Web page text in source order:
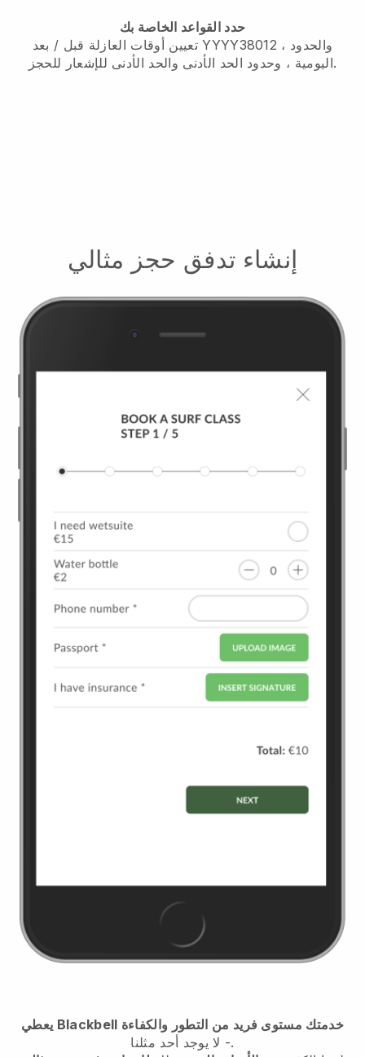
حدد القواعد الخاصة بك
تعيين أوقات العازلة قبل / بعد YYYY38012 ، والحدود
اليومية ، وحدود الحد الأدنى والحد الأدنى للإشعار للحجز.
إنشاء تدفق حجز مثالي
يعطي Blackbell خدمتك مستوى فريد من التطور والكفاءة
- لا يوجد أحد مثلنا.